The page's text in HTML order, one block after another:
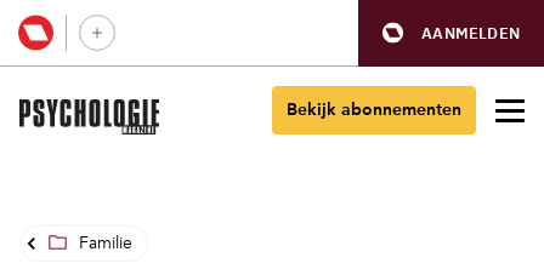
AANMELDEN
Bekijk abonnementen
Familie